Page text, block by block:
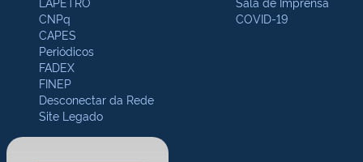
CNPq
CAPES
Periódicos
FADEX
FINEP
Desconectar da Rede
Site Legado
COVID-19